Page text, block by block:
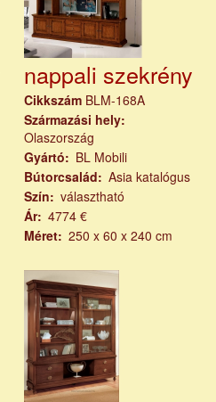
nappali szekrény
Cikkszám BLM-168A
Származási hely
Olaszország
Gyártó
BL Mobili
Bútorcsalád
Asia katalógus
Szín
választható
Ár
4774 €
Méret
250 x 60 x 240 cm